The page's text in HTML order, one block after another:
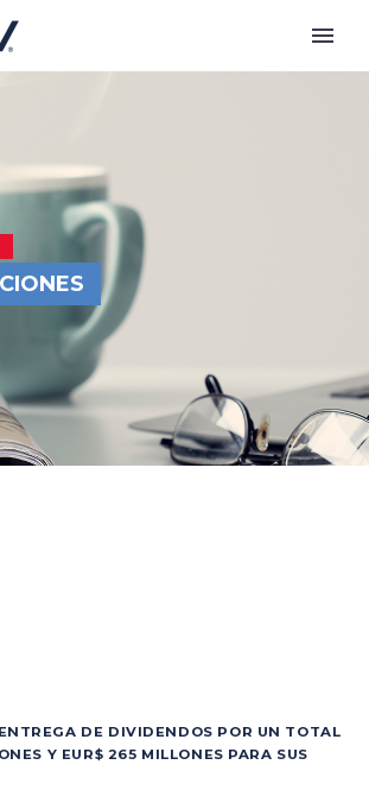
DE DIVIDENDOS POR UN TOTAL
Y EUR$ 265 MILLONES PARA SUS